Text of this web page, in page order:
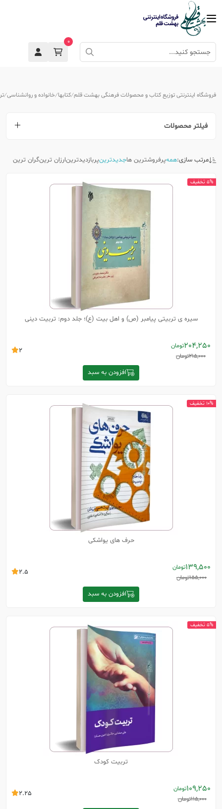
0
فروشگاه اینترنتی توزیع کتاب و محصولات فرهنگی بهشت قلم کتابها خانواده و روانشناسی
فیلتر محصولات
مرتب سازی:همهپرفروشترین هاجدیدترینپربازدیدترینارزان ترینگران ترین
سیره ی تربیتی پیامبر (ص) و اهل بیت (ع)؛ جلد دوم: تربیت دینی
204,250تومان
215,000تومان
2
افزودن به سبد
5% تخفیف
حرف های یواشکی
139,500تومان
155,000تومان
2.5
افزودن به سبد
10% تخفیف
تربیت کودک
109,250تومان
115,000تومان
2.25
5% تخفیف